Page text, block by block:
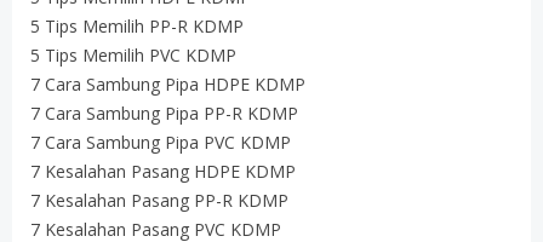
5 Tips Memilih PP-R KDMP
5 Tips Memilih PVC KDMP
7 Cara Sambung Pipa HDPE KDMP
7 Cara Sambung Pipa PP-R KDMP
7 Cara Sambung Pipa PVC KDMP
7 Kesalahan Pasang HDPE KDMP
7 Kesalahan Pasang PP-R KDMP
7 Kesalahan Pasang PVC KDMP